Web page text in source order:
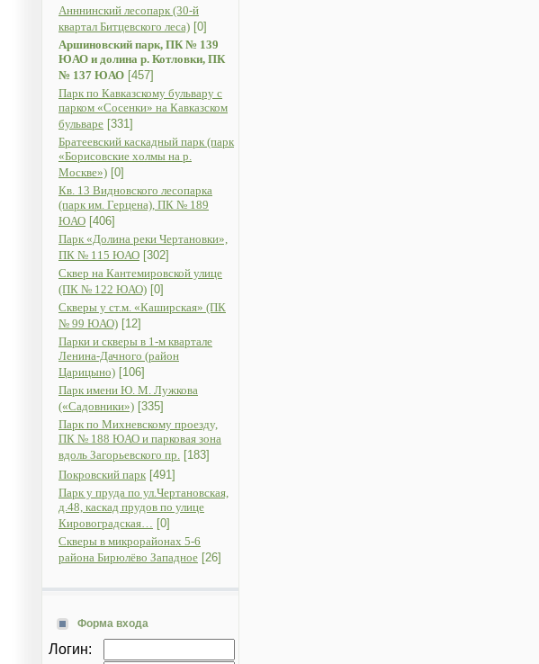
Анннинский лесопарк (30-й
квартал Битцевского леса) [0]
Аршиновский парк, ПК № 139
ЮАО и долина р. Котловки, ПК
№ 137 ЮАО [457]
Парк по Кавказскому бульвару с
парком «Сосенки» на Кавказском
бульваре [331]
Братеевский каскадный парк (парк
«Борисовские холмы на р.
Москве») [0]
Кв. 13 Видновского лесопарка
(парк им. Герцена), ПК № 189
ЮАО [406]
Парк «Долина реки Чертановки»,
ПК № 115 ЮАО [302]
Сквер на Кантемировской улице
(ПК № 122 ЮАО) [0]
Скверы у ст.м. «Каширская» (ПК
№ 99 ЮАО) [12]
Парки и скверы в 1-м квартале
Ленина-Дачного (район
Царицыно) [106]
Парк имени Ю. М. Лужкова
(«Садовники») [335]
Парк по Михневскому проезду,
ПК № 188 ЮАО и парковая зона
вдоль Загорьевского пр. [183]
Покровский парк [491]
Парк у пруда по ул.Чертановская,
д.48, каскад прудов по улице
Кировоградская… [0]
Скверы в микрорайонах 5-6
района Бирюлёво Западное [26]
Форма входа
Логин: